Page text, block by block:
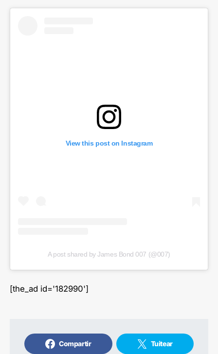
View this post on Instagram
A post shared by James Bond 007 (@007)
[the_ad id='182990']
Compartir Tuitear